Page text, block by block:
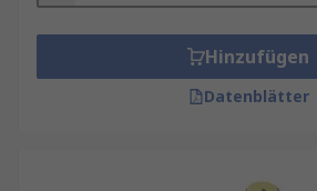
gewährleisten.
Unser Sortiment an
Qualitätsprodukte von Marken wie
Sprint Electric,
Hinzufügen
Datenblätter